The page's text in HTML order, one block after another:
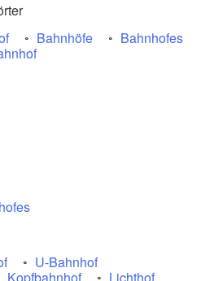
Bahnhöfe
Bahnhofes
U-Bahnhof